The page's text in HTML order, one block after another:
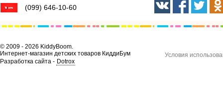
(099) 646-10-60
© 2009 - 2026 KiddyBoom.
Интернет-магазин детских товаров КиддиБум
Разработка сайта - Dotrox
Условия